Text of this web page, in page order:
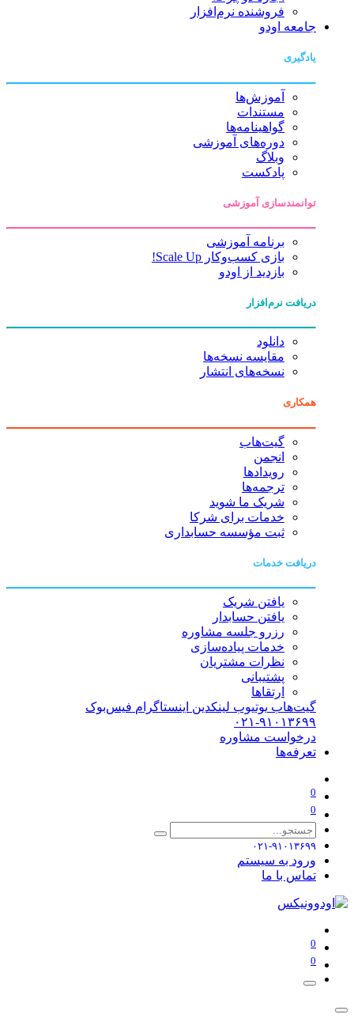
فروشنده نرم‌افزار
جامعه اودو
یادگیری
آموزش‌ها
مستندات
گواهینامه‌ها
دوره‌های آموزشی
وبلاگ
پادکست
توانمندسازی آموزشی
برنامه آموزشی
بازی کسب‌وکار Scale Up!
بازدید از اودو
دریافت نرم‌افزار
دانلود
مقایسه نسخه‌ها
نسخه‌های انتشار
همکاری
گیت‌هاب
انجمن
رویدادها
ترجمه‌ها
شریک ما شوید
خدمات برای شرکا
ثبت مؤسسه حسابداری
دریافت خدمات
یافتن شریک
یافتن حسابدار
رزرو جلسه مشاوره
خدمات پیاده‌سازی
نظرات مشتریان
پشتیبانی
ارتقاها
گیت‌هاب یوتیوب لینکدین اینستاگرام فیس‌بوک
۰۲۱-۹۱۰۱۳۶۹۹
درخواست مشاوره
تعرفه‌ها
0
0
۰۲۱-۹۱۰۱۳۶۹۹
ورود به سیستم
تماس با ما
0
0